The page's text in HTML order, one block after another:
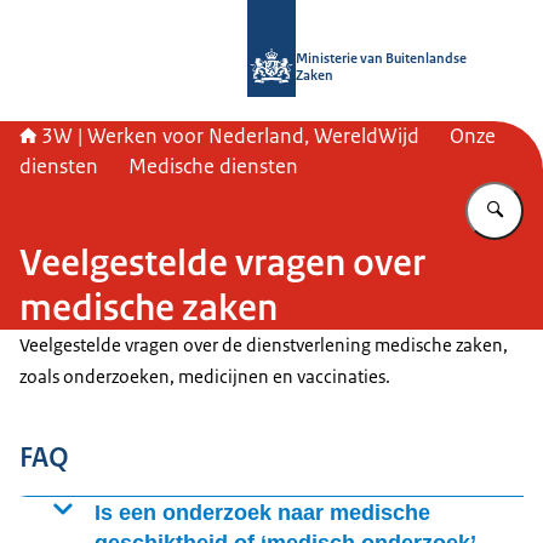
Ministerie van Buitenlandse
Zaken
3W | Werken voor Nederland, WereldWijd
Onze
diensten
Medische diensten
Veelgestelde vragen over
medische zaken
Veelgestelde vragen over de dienstverlening medische zaken,
zoals onderzoeken, medicijnen en vaccinaties.
FAQ
Is een onderzoek naar medische